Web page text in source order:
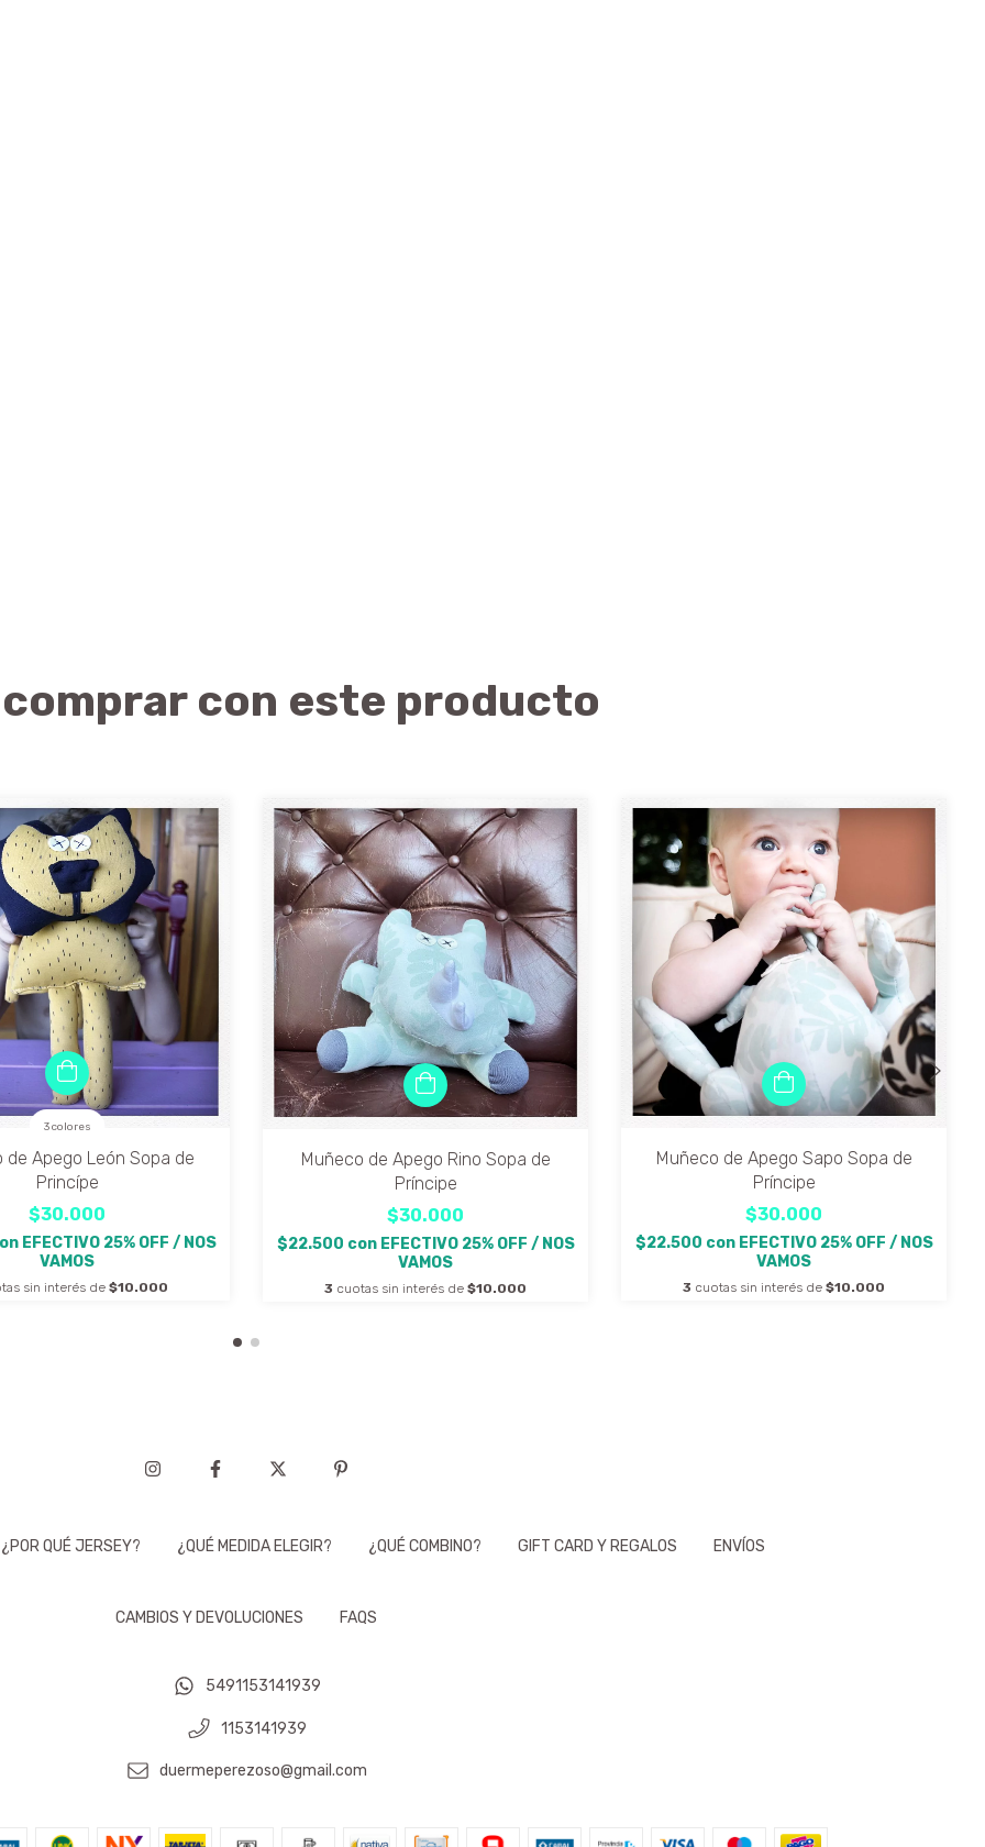
con este producto
3 colores
de Apego León Sopa de
Princípe
$30.000
EFECTIVO 25% OFF / NOS
VAMOS
sin interés de $10.000
Muñeco de Apego Rino Sopa de
Príncipe
$30.000
$22.500 con EFECTIVO 25% OFF / NOS
VAMOS
3 cuotas sin interés de $10.000
Muñeco de Apego Sapo Sopa de
Príncipe
$30.000
$22.500 con EFECTIVO 25% OFF / NOS
VAMOS
3 cuotas sin interés de $10.000
¿POR QUÉ JERSEY? ¿QUÉ MEDIDA ELEGIR? ¿QUÉ COMBINO? GIFT CARD Y REGALOS ENVÍOS
CAMBIOS Y DEVOLUCIONES FAQS
5491153141939
1153141939
duermeperezoso@gmail.com